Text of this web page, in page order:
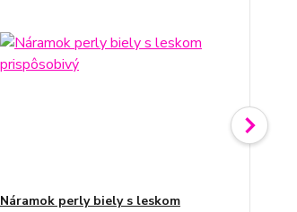
Náramok perly biely s leskom